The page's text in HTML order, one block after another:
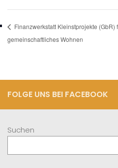
Finanzwerkstatt Kleinstprojekte (GbR)
gemeinschaftliches Wohnen
FOLGE UNS BEI FACEBOOK
Suchen